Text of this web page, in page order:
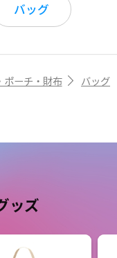
バッグ
ポーチ・財布 バッグ
ッズ